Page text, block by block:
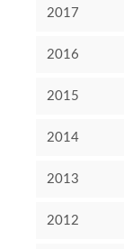
2017
2016
2015
2014
2013
2012